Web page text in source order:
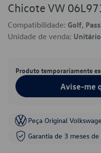
Chicote VW
Compatibilidade: Golf,
Unidade de venda:
Produto temporariamente
Avise-me
Peça Original
Garantia de 3 meses